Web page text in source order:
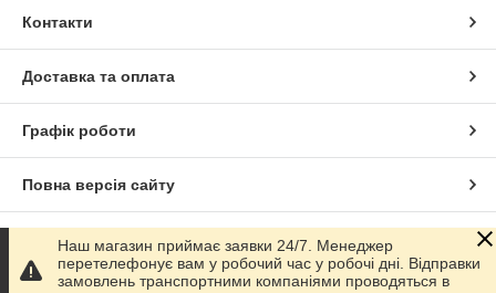
Контакти
Доставка та оплата
Графік роботи
Повна версія сайту
Сайт створено на маркетплейсі Prom.ua
Наш магазин приймає заявки 24/7. Менеджер
перетелефонує вам у робочий час у робочі дні. Відправки
замовлень транспортними компаніями проводяться в